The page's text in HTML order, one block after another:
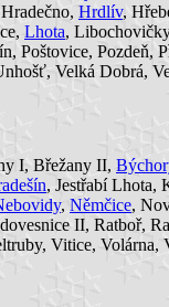
Hrdlív,
Lhota,
Poštovice, Pozdeň,
Velká Dobrá,
I, Břežany II,
, Jestřabí Lhota,
, Němčice,
II, Ratboř,
Vitice, Volárna,